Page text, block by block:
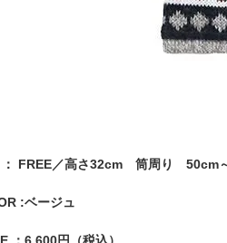
： FREE／高さ32cm 筒周り 50cm
:ベージュ